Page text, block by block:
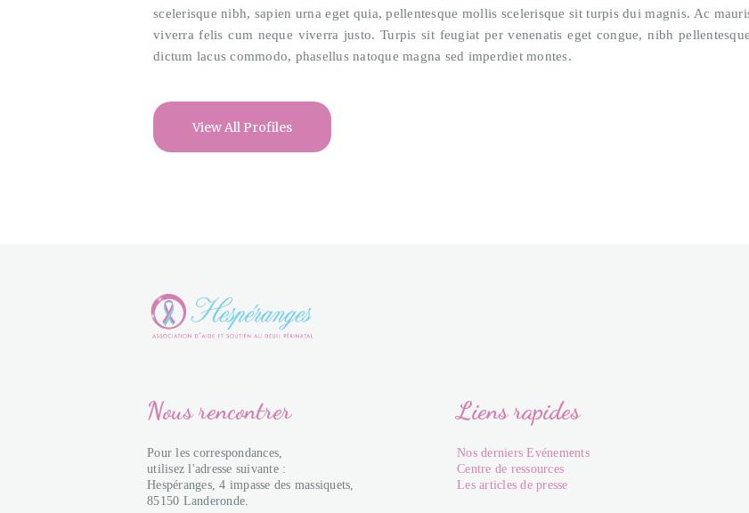
scelerisque nibh, sapien urna eget quia, pellentesque mollis scelerisque sit turpis dui magnis. Ac
viverra felis cum neque viverra justo. Turpis sit feugiat per venenatis eget congue, nibh
dictum lacus commodo, phasellus natoque magna sed imperdiet montes.
View All Profiles
Nous rencontrer
Pour les correspondances,
utilisez l'adresse suivante :
Hespéranges, 4 impasse des massiquets,
85150 Landeronde.
Liens rapides
Nos derniers Evénements
Centre de ressources
Les articles de presse